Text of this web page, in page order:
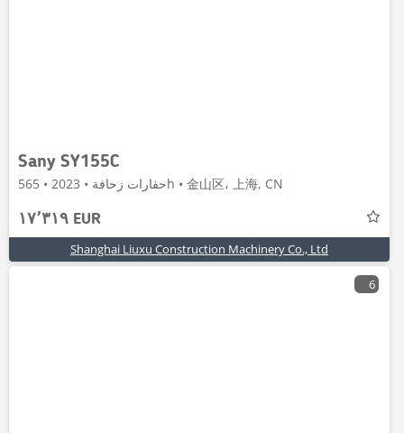
Sany SY155C
حفارات زحافة • 2023 • 565h • 金山区، 上海, CN
١٧٬٣١٩ EUR
Shanghai Liuxu Construction Machinery Co., Ltd
6